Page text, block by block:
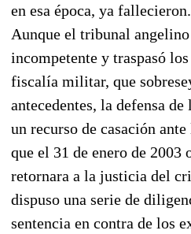
en esa época, ya fallecieron.
Aunque el tribunal
incompetente y traspasó
fiscalía militar, que
antecedentes, la defensa
un recurso de casación
que el 31 de enero de 2003
retornara a la justicia del
dispuso una serie de
sentencia en contra de los